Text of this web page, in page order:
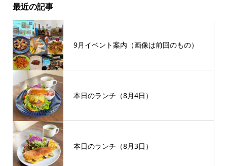
最近の記事
9月イベント案内（画像は前回のもの）
本日のランチ（8月4日）
本日のランチ（8月3日）